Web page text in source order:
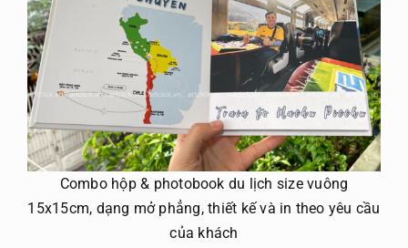
Combo hộp & photobook du lịch size vuông
15x15cm, dạng mở phẳng, thiết kế và in theo yêu cầu
của khách